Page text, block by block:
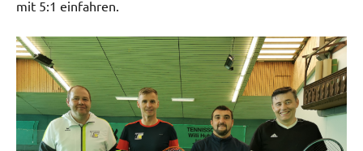
mit 5:1 einfahren.